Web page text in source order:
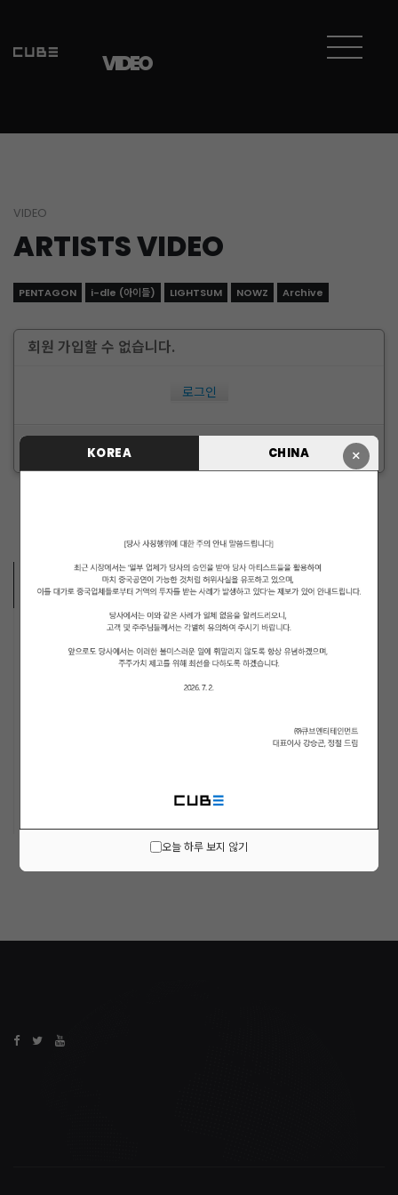
×
KOREA CHINA
오늘 하루 보지 않기
VIDEO
VIDEO
ARTISTS VIDEO
PENTAGON i-dle (아이들) LIGHTSUM NOWZ Archive
회원 가입할 수 없습니다.
로그인
ID/PW 찾기| 회원가입
ARTISTS VIDEO